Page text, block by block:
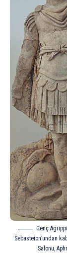
Genç
Sebasteion’undan
Salonu,